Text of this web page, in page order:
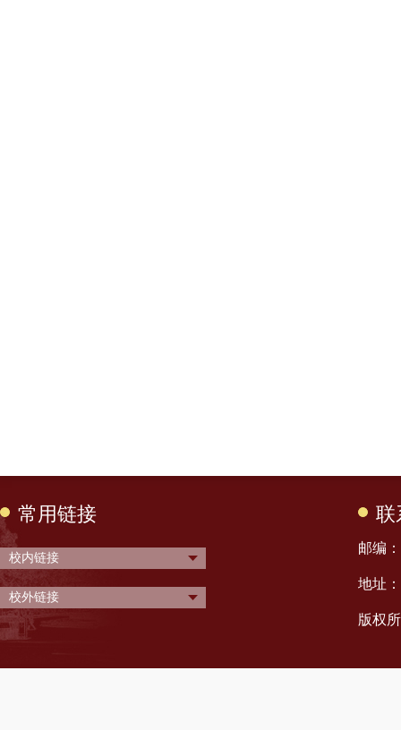
常用链接
校内链接
校外链接
联
邮编
地址
版权